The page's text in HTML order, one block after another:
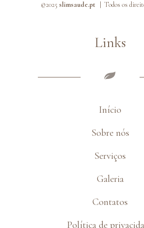
©2025 slimsaude.pt | Todos os
Links
Início
Sobre nós
Serviços
Galeria
Contatos
Política de